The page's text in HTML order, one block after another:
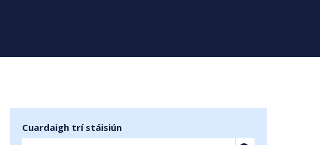
Cuardaigh trí stáisiún